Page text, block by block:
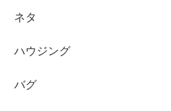
ネタ
ハウジング
バグ